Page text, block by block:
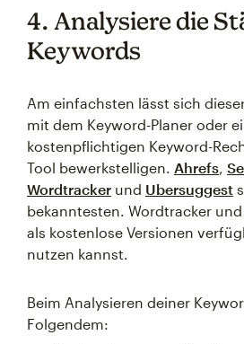
4. Analysiere die
Keywords
Am einfachsten lässt sich
mit dem Keyword-Planer oder
kostenpflichtigen Keyword-
Tool bewerkstelligen. Ahrefs,
Wordtracker und Ubersuggest
bekanntesten. Wordtracker
als kostenlose Versionen
nutzen kannst.
Beim Analysieren deiner
Folgendem: